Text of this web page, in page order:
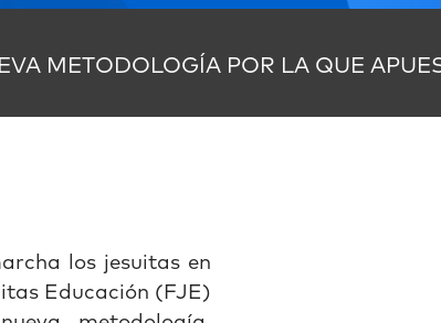
METODOLOGÍA POR LA QUE
los jesuitas en
Educación (FJE)